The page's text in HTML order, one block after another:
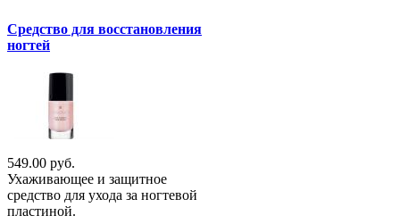
Средство для восстановления
ногтей
549.00 руб.
Ухаживающее и защитное
средство для ухода за ногтевой
пластиной.